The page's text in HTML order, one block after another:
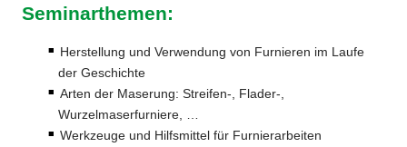
Seminarthemen:
Herstellung und Verwendung von Furnieren im Laufe
der Geschichte
Arten der Maserung: Streifen-, Flader-,
Wurzelmaserfurniere, …
Werkzeuge und Hilfsmittel für Furnierarbeiten